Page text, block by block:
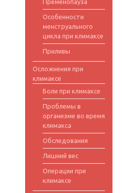
Пременопауза
Особенности
менструального
цикла при климаксе
Приливы
Осложнения при
климаксе
Боли при климаксе
Проблемы в
организме во время
климакса
Обследования
Лишний вес
Операции при
климаксе